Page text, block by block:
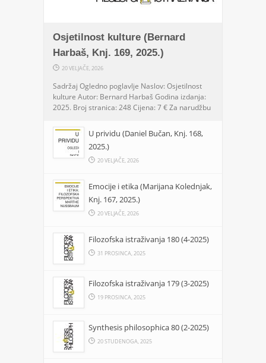
Osjetilnost kulture (Bernard
Harbaš, Knj. 169, 2025.)
20 VELJAČE, 2026
Sadržaj Ogledno poglavlje Naslov: Osjetilnost
kulture Autor: Bernard Harbaš Godina izdanja:
2025. Broj stranica: 248 Cijena: 7 € Za narudžbu
U prividu (Daniel Bučan, Knj. 168,
2025.)
20 VELJAČE, 2026
Emocije i etika (Marijana Kolednjak,
Knj. 167, 2025.)
20 VELJAČE, 2026
Filozofska istraživanja 180 (4-2025)
31 PROSINCA, 2025
Filozofska istraživanja 179 (3-2025)
19 PROSINCA, 2025
Synthesis philosophica 80 (2-2025)
20 STUDENOGA, 2025